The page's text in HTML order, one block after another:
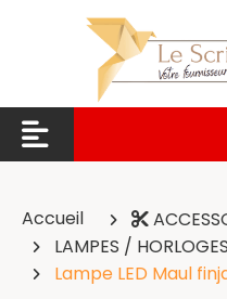
Accueil
LAMPES /
Lampe LED Maul